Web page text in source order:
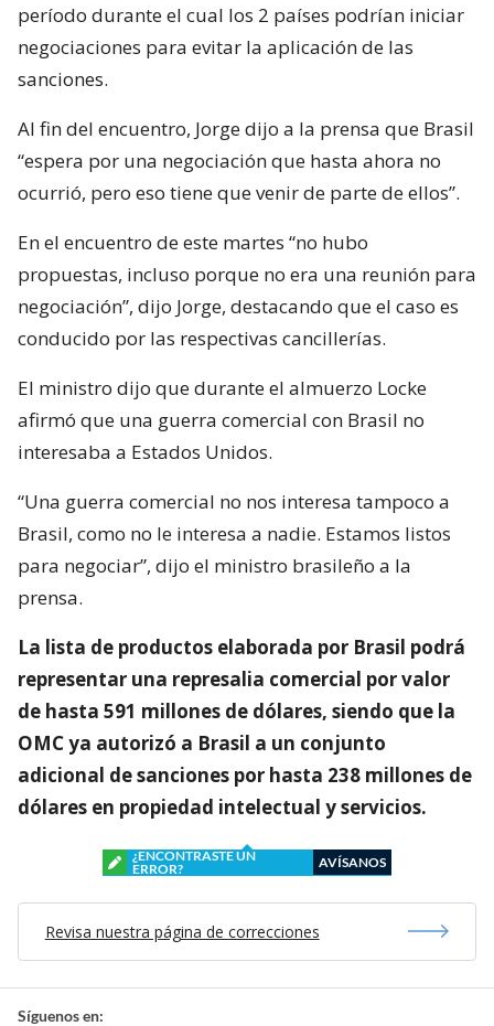
período durante el cual los 2 países podrían iniciar
negociaciones para evitar la aplicación de las
sanciones.
Al fin del encuentro, Jorge dijo a la prensa que Brasil
“espera por una negociación que hasta ahora no
ocurrió, pero eso tiene que venir de parte de ellos”.
En el encuentro de este martes “no hubo
propuestas, incluso porque no era una reunión para
negociación”, dijo Jorge, destacando que el caso es
conducido por las respectivas cancillerías.
El ministro dijo que durante el almuerzo Locke
afirmó que una guerra comercial con Brasil no
interesaba a Estados Unidos.
“Una guerra comercial no nos interesa tampoco a
Brasil, como no le interesa a nadie. Estamos listos
para negociar”, dijo el ministro brasileño a la
prensa.
La lista de productos elaborada por Brasil podrá
representar una represalia comercial por valor
de hasta 591 millones de dólares, siendo que la
OMC ya autorizó a Brasil a un conjunto
adicional de sanciones por hasta 238 millones de
dólares en propiedad intelectual y servicios.
¿ENCONTRASTE UN
ERROR?
AVÍSANOS
Revisa nuestra página de correcciones
Síguenos en: